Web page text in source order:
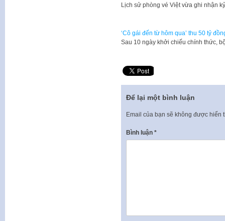
Lịch sử phòng vé Việt vừa ghi nhận
‘Cô gái đến từ hôm qua’ thu 50 tỷ
Sau 10 ngày khởi chiếu chính thức,
Để lại một bình luận
Email của bạn sẽ không được hiển
Bình luận *